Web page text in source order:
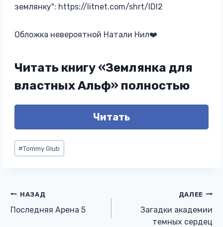
землянку": https://litnet.com/shrt/lDl2
Обложка невероятной Натали Нил‍❤️‍
Читать книгу «Землянка для
властных Альф» полностью
Читать
Метки
записи:
#Tommy Glub
Навигация
по
НАЗАД
Последняя Арена 5
ДАЛЕЕ
Загадки академии
темных сердец